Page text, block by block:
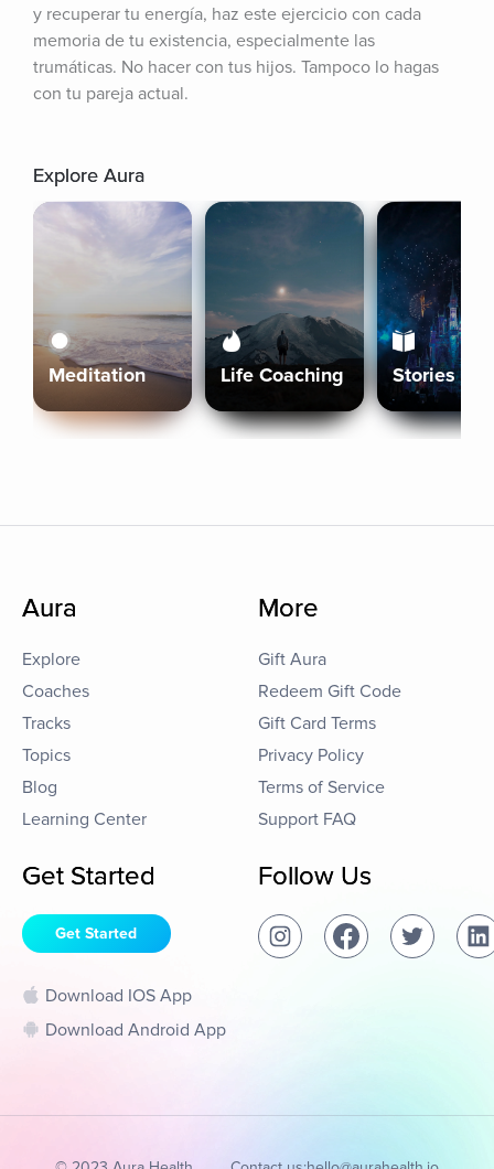
y recuperar tu energía, haz este ejercicio con cada
memoria de tu existencia, especialmente las
trumáticas. No hacer con tus hijos. Tampoco lo hagas
con tu pareja actual.
Explore Aura
Meditation Life Coaching Stories
Aura
Explore
Coaches
Tracks
Topics
Blog
Learning Center
More
Gift Aura
Redeem Gift Code
Gift Card Terms
Privacy Policy
Terms of Service
Support FAQ
Get Started
Get Started
Download IOS App
Download Android App
Follow Us